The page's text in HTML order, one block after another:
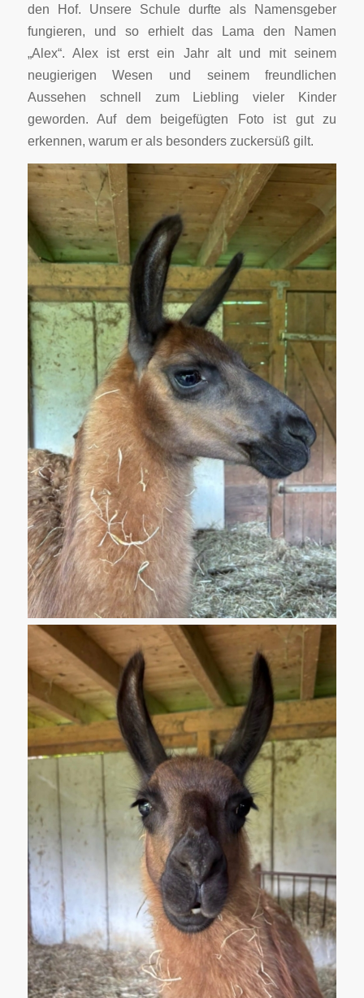
den Hof. Unsere Schule durfte als Namensgeber
fungieren, und so erhielt das Lama den Namen
„Alex“. Alex ist erst ein Jahr alt und mit seinem
neugierigen Wesen und seinem freundlichen
Aussehen schnell zum Liebling vieler Kinder
geworden. Auf dem beigefügten Foto ist gut zu
erkennen, warum er als besonders zuckersüß gilt.